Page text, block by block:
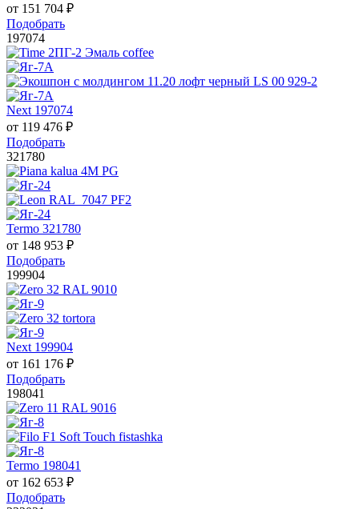
от 151 704 ₽
Подобрать
197074
Next 197074
от 119 476 ₽
Подобрать
321780
Termo 321780
от 148 953 ₽
Подобрать
199904
Next 199904
от 161 176 ₽
Подобрать
198041
Termo 198041
от 162 653 ₽
Подобрать